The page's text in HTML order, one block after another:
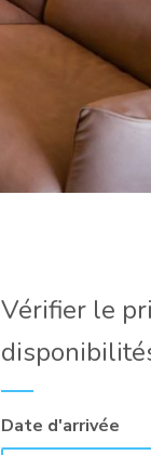
Vérifier le
Date d'arrivée